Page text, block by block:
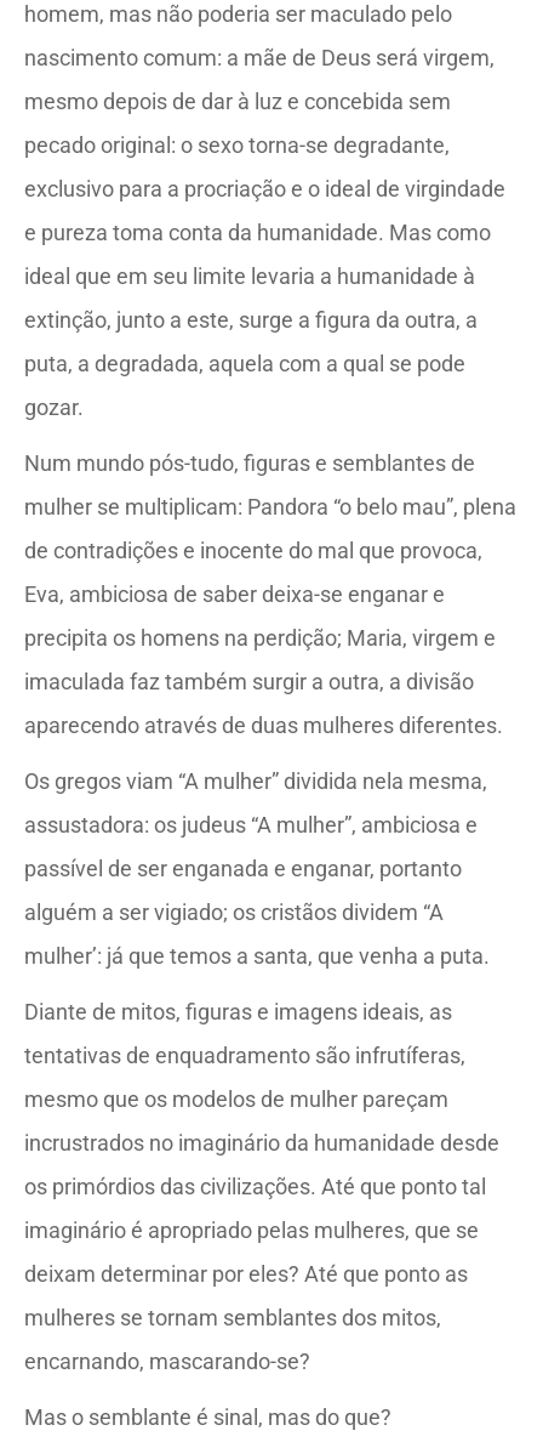
homem, mas não poderia ser maculado pelo
nascimento comum: a mãe de Deus será virgem,
mesmo depois de dar à luz e concebida sem
pecado original: o sexo torna-se degradante,
exclusivo para a procriação e o ideal de virgindade
e pureza toma conta da humanidade. Mas como
ideal que em seu limite levaria a humanidade à
extinção, junto a este, surge a figura da outra, a
puta, a degradada, aquela com a qual se pode
gozar.
Num mundo pós-tudo, figuras e semblantes de
mulher se multiplicam: Pandora “o belo mau”, plena
de contradições e inocente do mal que provoca,
Eva, ambiciosa de saber deixa-se enganar e
precipita os homens na perdição; Maria, virgem e
imaculada faz também surgir a outra, a divisão
aparecendo através de duas mulheres diferentes.
Os gregos viam “A mulher” dividida nela mesma,
assustadora: os judeus “A mulher”, ambiciosa e
passível de ser enganada e enganar, portanto
alguém a ser vigiado; os cristãos dividem “A
mulher’: já que temos a santa, que venha a puta.
Diante de mitos, figuras e imagens ideais, as
tentativas de enquadramento são infrutíferas,
mesmo que os modelos de mulher pareçam
incrustrados no imaginário da humanidade desde
os primórdios das civilizações. Até que ponto tal
imaginário é apropriado pelas mulheres, que se
deixam determinar por eles? Até que ponto as
mulheres se tornam semblantes dos mitos,
encarnando, mascarando-se?
Mas o semblante é sinal, mas do que?